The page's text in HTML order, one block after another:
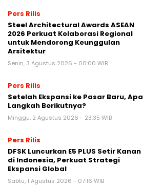
Pers Rilis
Steel Architectural Awards ASEAN
2026 Perkuat Kolaborasi Regional
untuk Mendorong Keunggulan
Arsitektur
Senin, 3 Agustus 2026 - 00:00 WIB
Pers Rilis
Setelah Ekspansi ke Pasar Baru, Apa
Langkah Berikutnya?
Minggu, 2 Agustus 2026 - 23:35 WIB
Pers Rilis
DFSK Luncurkan E5 PLUS Setir Kanan
di Indonesia, Perkuat Strategi
Ekspansi Global
Sabtu, 1 Agustus 2026 - 07:16 WIB